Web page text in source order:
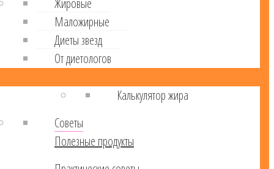
Жировые
Маложирные
Диеты звезд
От диетологов
Калькулятор жира
Советы
Полезные продукты